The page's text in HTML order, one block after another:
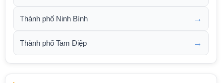
Thành phố Ninh Bình →
Thành phố Tam Điệp →